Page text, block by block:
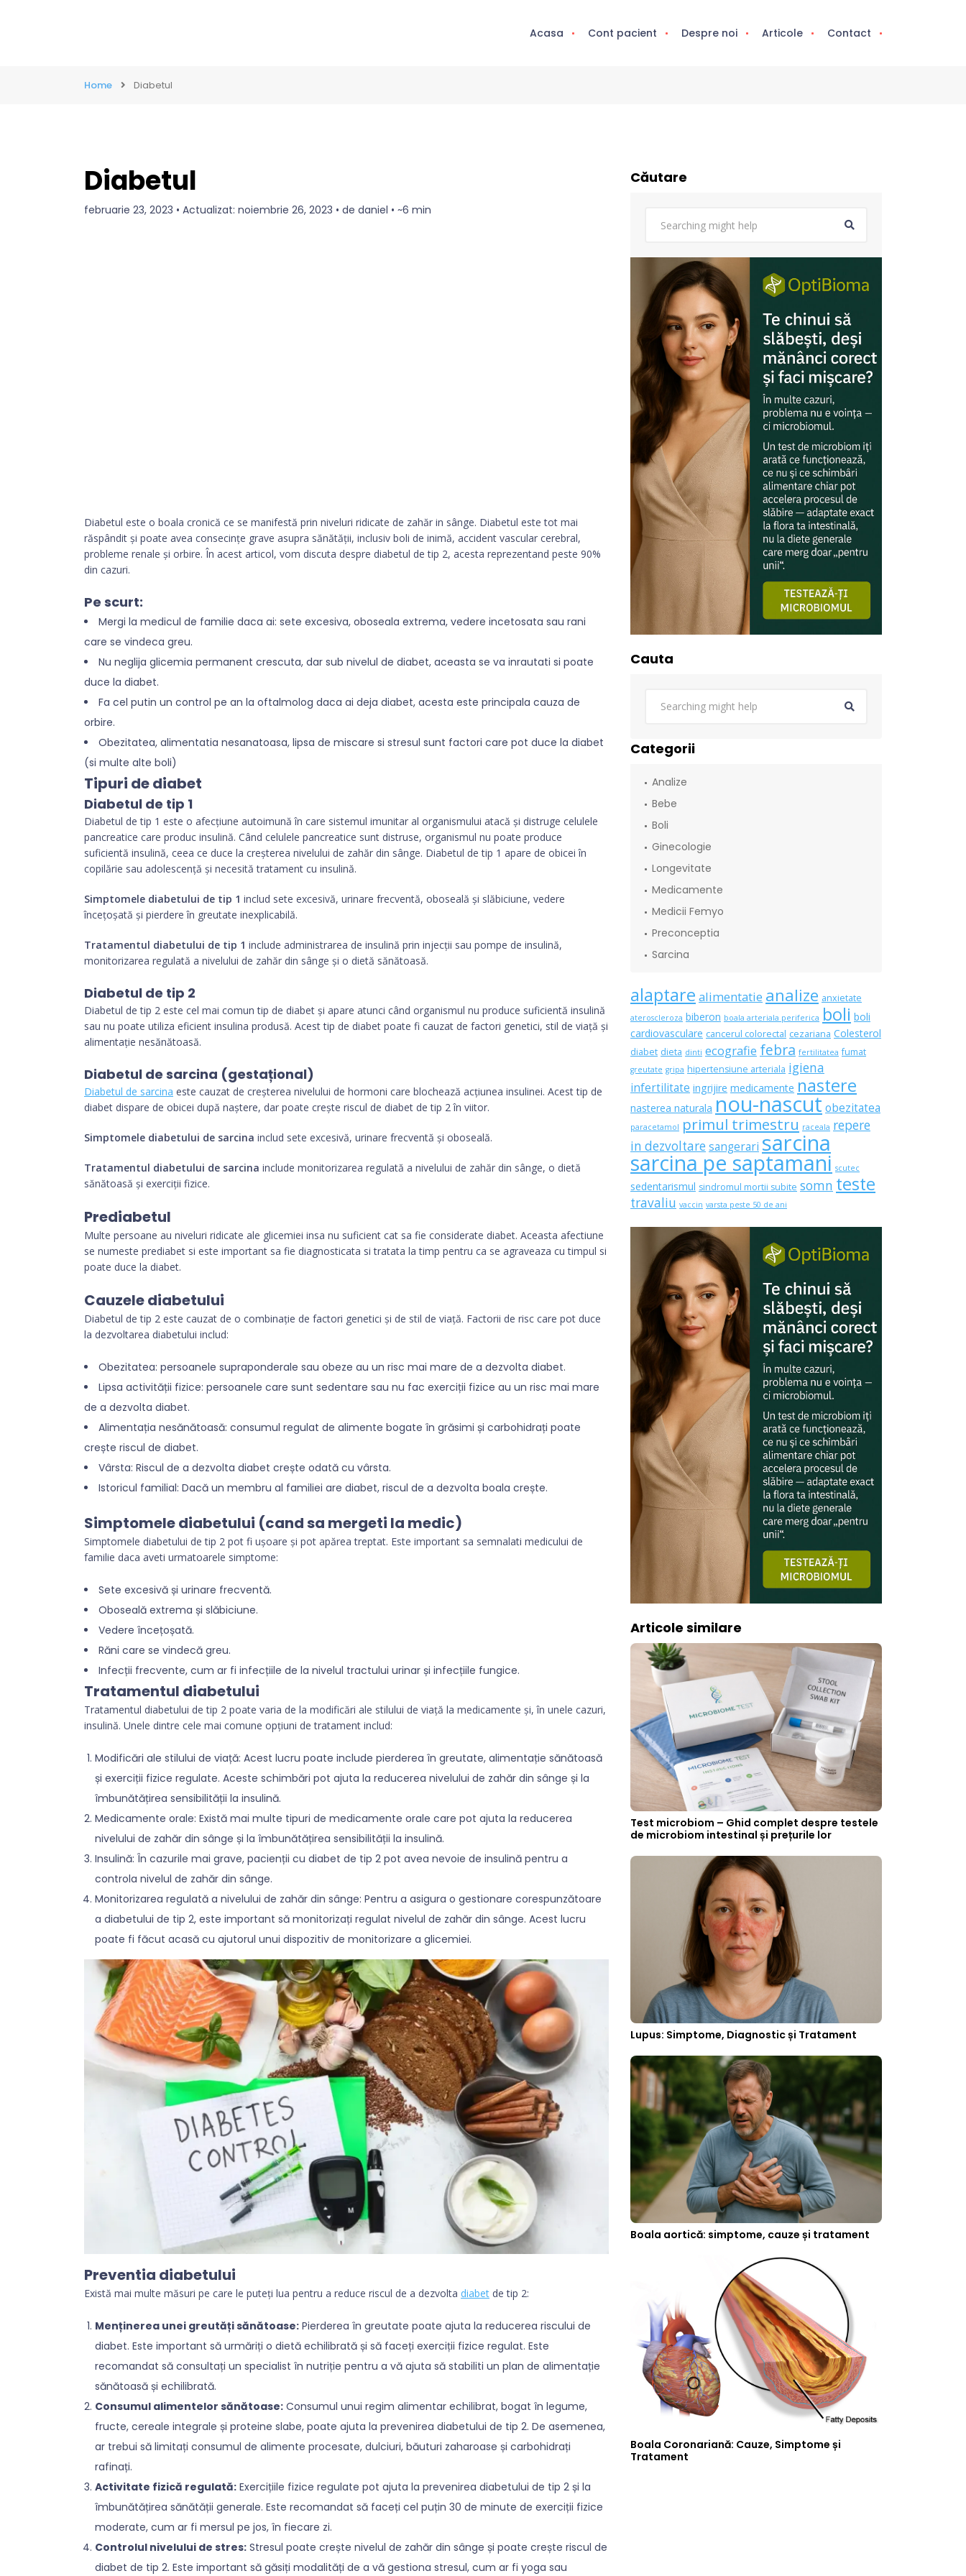
Acasa Cont pacient Despre noi Articole Contact
Home Diabetul
Diabetul
februarie 23, 2023 • Actualizat: noiembrie 26, 2023 • de daniel • ~6 min
Diabetul este o boala cronică ce se manifestă prin niveluri ridicate de zahăr in sânge. Diabetul este tot mai
răspândit și poate avea consecințe grave asupra sănătății, inclusiv boli de inimă, accident vascular cerebral,
probleme renale și orbire. În acest articol, vom discuta despre diabetul de tip 2, acesta reprezentand peste 90%
din cazuri.
Pe scurt:
Mergi la medicul de familie daca ai: sete excesiva, oboseala extrema, vedere incetosata sau rani
care se vindeca greu.
Nu neglija glicemia permanent crescuta, dar sub nivelul de diabet, aceasta se va inrautati si poate
duce la diabet.
Fa cel putin un control pe an la oftalmolog daca ai deja diabet, acesta este principala cauza de
orbire.
Obezitatea, alimentatia nesanatoasa, lipsa de miscare si stresul sunt factori care pot duce la diabet
(si multe alte boli)
Tipuri de diabet
Diabetul de tip 1
Diabetul de tip 1 este o afecțiune autoimună în care sistemul imunitar al organismului atacă și distruge celulele
pancreatice care produc insulină. Când celulele pancreatice sunt distruse, organismul nu poate produce
suficientă insulină, ceea ce duce la creșterea nivelului de zahăr din sânge. Diabetul de tip 1 apare de obicei în
copilărie sau adolescență și necesită tratament cu insulină.
Simptomele diabetului de tip 1 includ sete excesivă, urinare frecventă, oboseală și slăbiciune, vedere
încețoșată și pierdere în greutate inexplicabilă.
Tratamentul diabetului de tip 1 include administrarea de insulină prin injecții sau pompe de insulină,
monitorizarea regulată a nivelului de zahăr din sânge și o dietă sănătoasă.
Diabetul de tip 2
Diabetul de tip 2 este cel mai comun tip de diabet și apare atunci când organismul nu produce suficientă insulină
sau nu poate utiliza eficient insulina produsă. Acest tip de diabet poate fi cauzat de factori genetici, stil de viață și
alimentație nesănătoasă.
Diabetul de sarcina (gestațional)
Diabetul de sarcina este cauzat de creșterea nivelului de hormoni care blochează acțiunea insulinei. Acest tip de
diabet dispare de obicei după naștere, dar poate crește riscul de diabet de tip 2 în viitor.
Simptomele diabetului de sarcina includ sete excesivă, urinare frecventă și oboseală.
Tratamentul diabetului de sarcina include monitorizarea regulată a nivelului de zahăr din sânge, o dietă
sănătoasă și exerciții fizice.
Prediabetul
Multe persoane au niveluri ridicate ale glicemiei insa nu suficient cat sa fie considerate diabet. Aceasta afectiune
se numeste prediabet si este important sa fie diagnosticata si tratata la timp pentru ca se agraveaza cu timpul si
poate duce la diabet.
Cauzele diabetului
Diabetul de tip 2 este cauzat de o combinație de factori genetici și de stil de viață. Factorii de risc care pot duce
la dezvoltarea diabetului includ:
Obezitatea: persoanele supraponderale sau obeze au un risc mai mare de a dezvolta diabet.
Lipsa activității fizice: persoanele care sunt sedentare sau nu fac exerciții fizice au un risc mai mare
de a dezvolta diabet.
Alimentația nesănătoasă: consumul regulat de alimente bogate în grăsimi și carbohidrați poate
crește riscul de diabet.
Vârsta: Riscul de a dezvolta diabet crește odată cu vârsta.
Istoricul familial: Dacă un membru al familiei are diabet, riscul de a dezvolta boala crește.
Simptomele diabetului (cand sa mergeti la medic)
Simptomele diabetului de tip 2 pot fi ușoare și pot apărea treptat. Este important sa semnalati medicului de
familie daca aveti urmatoarele simptome:
Sete excesivă și urinare frecventă.
Oboseală extrema și slăbiciune.
Vedere încețoșată.
Răni care se vindecă greu.
Infecții frecvente, cum ar fi infecțiile de la nivelul tractului urinar și infecțiile fungice.
Tratamentul diabetului
Tratamentul diabetului de tip 2 poate varia de la modificări ale stilului de viață la medicamente și, în unele cazuri,
insulină. Unele dintre cele mai comune opțiuni de tratament includ:
Modificări ale stilului de viață: Acest lucru poate include pierderea în greutate, alimentație sănătoasă
și exerciții fizice regulate. Aceste schimbări pot ajuta la reducerea nivelului de zahăr din sânge și la
îmbunătățirea sensibilității la insulină.
Medicamente orale: Există mai multe tipuri de medicamente orale care pot ajuta la reducerea
nivelului de zahăr din sânge și la îmbunătățirea sensibilității la insulină.
Insulină: În cazurile mai grave, pacienții cu diabet de tip 2 pot avea nevoie de insulină pentru a
controla nivelul de zahăr din sânge.
Monitorizarea regulată a nivelului de zahăr din sânge: Pentru a asigura o gestionare corespunzătoare
a diabetului de tip 2, este important să monitorizați regulat nivelul de zahăr din sânge. Acest lucru
poate fi făcut acasă cu ajutorul unui dispozitiv de monitorizare a glicemiei.
Preventia diabetului
Există mai multe măsuri pe care le puteți lua pentru a reduce riscul de a dezvolta diabet de tip 2:
Menținerea unei greutăți sănătoase: Pierderea în greutate poate ajuta la reducerea riscului de
diabet. Este important să urmăriți o dietă echilibrată și să faceți exerciții fizice regulat. Este
recomandat să consultați un specialist în nutriție pentru a vă ajuta să stabiliti un plan de alimentație
sănătoasă și echilibrată.
Consumul alimentelor sănătoase: Consumul unui regim alimentar echilibrat, bogat în legume,
fructe, cereale integrale și proteine slabe, poate ajuta la prevenirea diabetului de tip 2. De asemenea,
ar trebui să limitați consumul de alimente procesate, dulciuri, băuturi zaharoase și carbohidrați
rafinați.
Activitate fizică regulată: Exercițiile fizice regulate pot ajuta la prevenirea diabetului de tip 2 și la
îmbunătățirea sănătății generale. Este recomandat să faceți cel puțin 30 de minute de exerciții fizice
moderate, cum ar fi mersul pe jos, în fiecare zi.
Controlul nivelului de stres: Stresul poate crește nivelul de zahăr din sânge și poate crește riscul de
diabet de tip 2. Este important să găsiți modalități de a vă gestiona stresul, cum ar fi yoga sau
Căutare
Cauta
Categorii
Analize
Bebe
Boli
Ginecologie
Longevitate
Medicamente
Medicii Femyo
Preconceptia
Sarcina
alaptare alimentatie analize anxietate
ateroscleroza biberon boala arteriala periferica boli boli
cardiovasculare cancerul colorectal cezariana Colesterol
diabet dieta dinti ecografie febra fertilitatea fumat
greutate gripa hipertensiune arteriala igiena
infertilitate ingrijire medicamente nastere
nasterea naturala nou-nascutobezitatea
paracetamol primul trimestru raceala repere
in dezvoltare sangerari sarcina
sarcina pe saptamani scutec
sedentarismul sindromul mortii subite somn teste
travaliu vaccin varsta peste 50 de ani
Articole similare
Test microbiom – Ghid complet despre testele
de microbiom intestinal și prețurile lor
Lupus: Simptome, Diagnostic și Tratament
Boala aortică: simptome, cauze și tratament
Boala Coronariană: Cauze, Simptome și
Tratament